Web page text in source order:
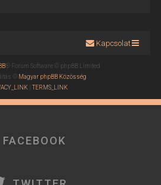
Kapcsolat
® Forum Software © phpBB Limited
© Magyar phpBB Közösség
|TERMS_LINK
FACEBOOK